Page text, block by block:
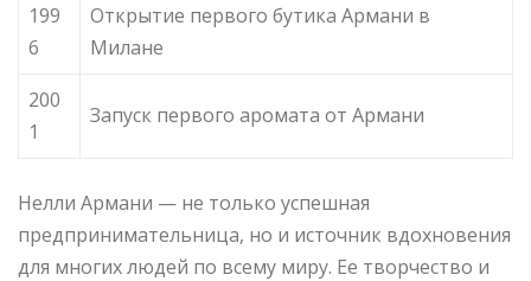
199
6
Открытие первого бутика Армани в
Милане
200
1
Запуск первого аромата от Армани
Нелли Армани — не только успешная
предпринимательница, но и источник вдохновения
для многих людей по всему миру. Ее творчество и